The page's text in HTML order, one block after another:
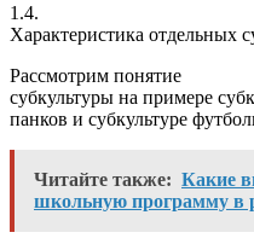
1.4.
Характеристика отдельных
Рассмотрим понятие
субкультуры на примере
панков и субкультуре
Читайте также: Какие
школьную программу в